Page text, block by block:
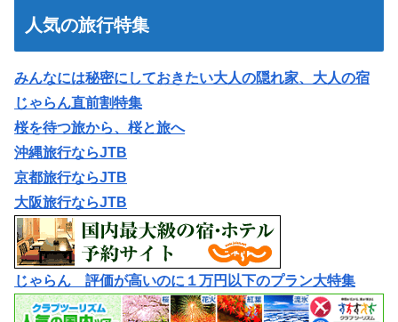
人気の旅行特集
みんなには秘密にしておきたい大人の隠れ家、大人の宿
じゃらん直前割特集
桜を待つ旅から、桜と旅へ
沖縄旅行ならJTB
京都旅行ならJTB
大阪旅行ならJTB
じゃらん 評価が高いのに１万円以下のプラン大特集